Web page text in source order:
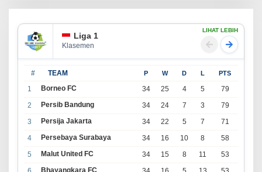
Liga 1
Klasemen
LIHAT LEBIH
# TEAM P W D L PTS
1 Borneo FC 34 25 4 5
79
2
Persib Bandung 34 24 7 3
79
3
Persija Jakarta 34 22 5 7
71
4
Persebaya Surabaya 34 16 10 8
58
5
Malut United FC 34 15 8 11
53
Bhayangkara FC